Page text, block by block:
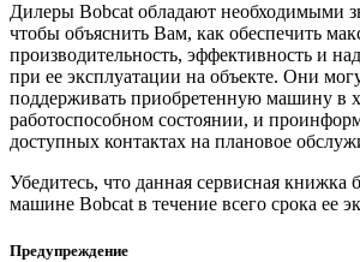
Дилеры Bobcat обладают необходимыми
чтобы объяснить Вам, как обеспечить
производительность, эффективность и
при ее эксплуатации на объекте. Они
поддерживать приобретенную машину в
работоспособном состоянии, и
доступных контактах на плановое
Убедитесь, что данная сервисная книжка
машине Bobcat в течение всего срока ее
Предупреждение